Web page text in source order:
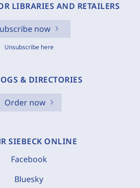
LIBRARIES AND RETAILERS
now
Unsubscribe here
& DIRECTORIES
Order now
SIEBECK ONLINE
Facebook
Bluesky